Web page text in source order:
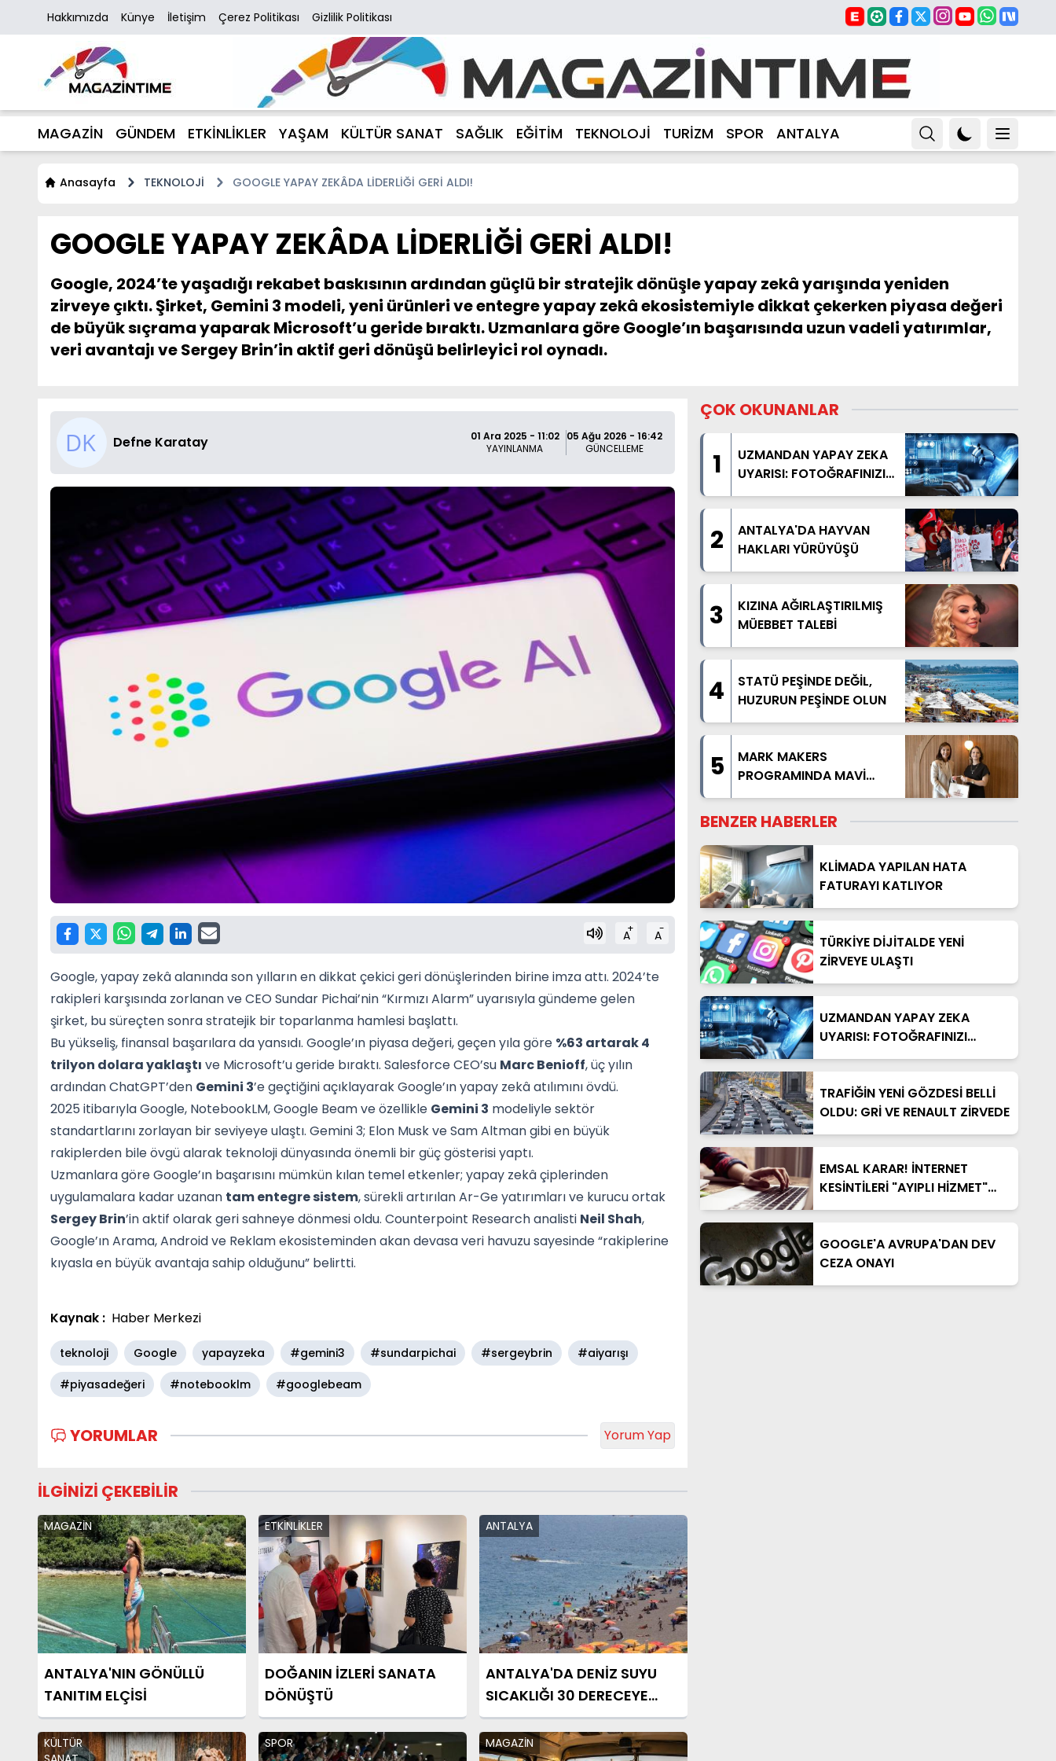
Hakkımızda Künye İletişim Çerez Politikası Gizlilik Politikası
MAGAZİN GÜNDEM ETKİNLİKLER YAŞAM KÜLTÜR SANAT SAĞLIK EĞİTİM TEKNOLOJİ TURİZM SPOR ANTALYA
Anasayfa TEKNOLOJİ GOOGLE YAPAY ZEKÂDA LİDERLİĞİ GERİ ALDI!
GOOGLE YAPAY ZEKÂDA LİDERLİĞİ GERİ ALDI!
Google, 2024’te yaşadığı rekabet baskısının ardından güçlü bir stratejik dönüşle yapay zekâ yarışında yeniden
zirveye çıktı. Şirket, Gemini 3 modeli, yeni ürünleri ve entegre yapay zekâ ekosistemiyle dikkat çekerken piyasa değeri
de büyük sıçrama yaparak Microsoft’u geride bıraktı. Uzmanlara göre Google’ın başarısında uzun vadeli yatırımlar,
veri avantajı ve Sergey Brin’in aktif geri dönüşü belirleyici rol oynadı.
Defne Karatay
01 Ara 2025 - 11:02
YAYINLANMA
05 Ağu 2026 - 16:42
GÜNCELLEME
A+ A-
Google, yapay zekâ alanında son yılların en dikkat çekici geri dönüşlerinden birine imza attı. 2024’te
rakipleri karşısında zorlanan ve CEO Sundar Pichai’nin “Kırmızı Alarm” uyarısıyla gündeme gelen
şirket, bu süreçten sonra stratejik bir toparlanma hamlesi başlattı.
Bu yükseliş, finansal başarılara da yansıdı. Google’ın piyasa değeri, geçen yıla göre %63 artarak 4
trilyon dolara yaklaştı ve Microsoft’u geride bıraktı. Salesforce CEO’su Marc Benioff, üç yılın
ardından ChatGPT’den Gemini 3’e geçtiğini açıklayarak Google’ın yapay zekâ atılımını övdü.
2025 itibarıyla Google, NotebookLM, Google Beam ve özellikle Gemini 3 modeliyle sektör
standartlarını zorlayan bir seviyeye ulaştı. Gemini 3; Elon Musk ve Sam Altman gibi en büyük
rakiplerden bile övgü alarak teknoloji dünyasında önemli bir güç gösterisi yaptı.
Uzmanlara göre Google’ın başarısını mümkün kılan temel etkenler; yapay zekâ çiplerinden
uygulamalara kadar uzanan tam entegre sistem, sürekli artırılan Ar-Ge yatırımları ve kurucu ortak
Sergey Brin’in aktif olarak geri sahneye dönmesi oldu. Counterpoint Research analisti Neil Shah,
Google’ın Arama, Android ve Reklam ekosisteminden akan devasa veri havuzu sayesinde “rakiplerine
kıyasla en büyük avantaja sahip olduğunu” belirtti.
Kaynak : Haber Merkezi
teknoloji Google yapayzeka #gemini3 #sundarpichai #sergeybrin
#aiyarışı
#piyasadeğeri
#notebooklm #googlebeam
YORUMLAR Yorum Yap
İLGİNİZİ ÇEKEBİLİR
MAGAZİN
ANTALYA'NIN GÖNÜLLÜ
TANITIM ELÇİSİ
ETKİNLİKLER
DOĞANIN İZLERİ SANATA
DÖNÜŞTÜ
ANTALYA
ANTALYA'DA DENİZ SUYU
SICAKLIĞI 30 DERECEYE
ULAŞTI
KÜLTÜR
SPOR MAGAZİN
ÇOK OKUNANLAR
1
UZMANDAN YAPAY ZEKA
UYARISI: FOTOĞRAFINIZI
PAYLAŞMADAN BİR KEZ
2
ANTALYA'DA HAYVAN
HAKLARI YÜRÜYÜŞÜ
3
KIZINA AĞIRLAŞTIRILMIŞ
MÜEBBET TALEBİ
4
STATÜ PEŞİNDE DEĞİL,
HUZURUN PEŞİNDE OLUN
5
MARK MAKERS
PROGRAMINDA MAVİ
AKDENİZ ANLATILDI
BENZER HABERLER
KLİMADA YAPILAN HATA
FATURAYI KATLIYOR
TÜRKİYE DİJİTALDE YENİ
ZİRVEYE ULAŞTI
UZMANDAN YAPAY ZEKA
UYARISI: FOTOĞRAFINIZI
PAYLAŞMADAN BİR KEZ DAHA
TRAFİĞİN YENİ GÖZDESİ BELLİ
OLDU: GRİ VE RENAULT ZİRVEDE
EMSAL KARAR! İNTERNET
KESİNTİLERİ "AYIPLI HİZMET"
KABUL EDİLDİ
GOOGLE'A AVRUPA'DAN DEV
CEZA ONAYI